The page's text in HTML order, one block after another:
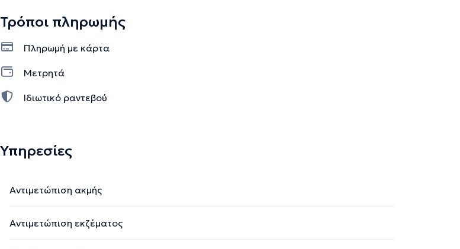
Τρόποι πληρωμής
Πληρωμή με κάρτα
Μετρητά
Ιδιωτικό ραντεβού
Υπηρεσίες
Αντιμετώπιση ακμής
Αντιμετώπιση εκζέματος